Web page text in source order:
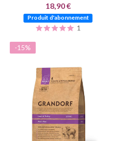
18,90 €
Produit d'abonnement
1
-15%